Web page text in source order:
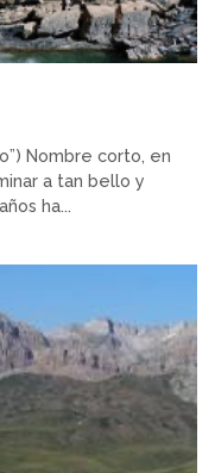
Nombre corto, en
a tan bello y
ha...